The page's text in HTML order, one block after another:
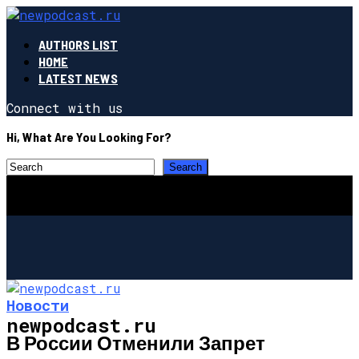
AUTHORS LIST
HOME
LATEST NEWS
Connect with us
Hi, What Are You Looking For?
newpodcast.ru
Новости
В России Отменили Запрет